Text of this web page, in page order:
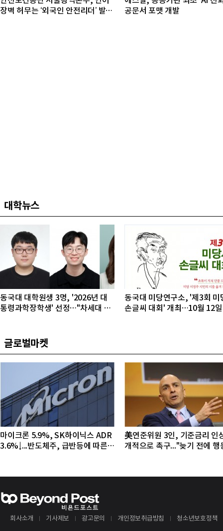
장벽 허무는 ‘외국인 안전리더’ 발대
공문서 포맷 개발
대학뉴스
동국대 대학원생 3명, '2026년 대
통령과학장학생' 선정…"차세대 연
동국대 미당연구소, '제3회 미
손글씨 대회' 개최…10월 12
글로벌마켓
마이크론 5.9%, SK하이닉스 ADR
3.6%↓...반도체주, 급반등에 따른
美연준위원 3인, 기준금리 인
개적으로 촉구..."늦기 전에 행
회사소개 기사제보 광고문의 개인정보취급방침 청소년보호정책